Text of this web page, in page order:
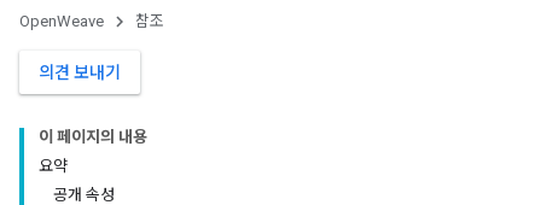
OpenWeave 참조
의견 보내기
이 페이지의 내용
요약
공개 속성